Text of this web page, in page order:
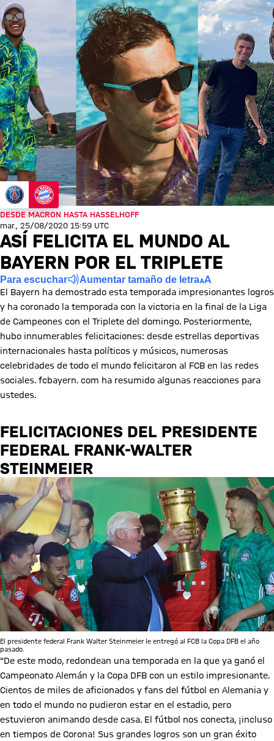
DESDE MACRON HASTA HASSELHOFF
mar., 25/08/2020 15:59 UTC
ASÍ FELICITA EL MUNDO AL
BAYERN POR EL TRIPLETE
Para escuchar Aumentar tamaño de letra
El Bayern ha demostrado esta temporada impresionantes logros
y ha coronado la temporada con la victoria en la final de la Liga
de Campeones con el Triplete del domingo. Posteriormente,
hubo innumerables felicitaciones: desde estrellas deportivas
internacionales hasta políticos y músicos, numerosas
celebridades de todo el mundo felicitaron al FCB en las redes
sociales. fcbayern. com ha resumido algunas reacciones para
ustedes.
FELICITACIONES DEL PRESIDENTE
FEDERAL FRANK-WALTER
STEINMEIER
El presidente federal Frank Walter Steinmeier le entregó al FCB la Copa DFB el año
pasado.
"De este modo, redondean una temporada en la que ya ganó el
Campeonato Alemán y la Copa DFB con un estilo impresionante.
Cientos de miles de aficionados y fans del fútbol en Alemania y
en todo el mundo no pudieron estar en el estadio, pero
estuvieron animando desde casa. El fútbol nos conecta, ¡incluso
en tiempos de Corona! Sus grandes logros son un gran éxito